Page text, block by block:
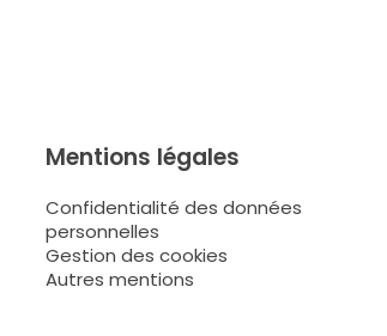
Mentions légales
Confidentialité des données
personnelles
Gestion des cookies
Autres mentions